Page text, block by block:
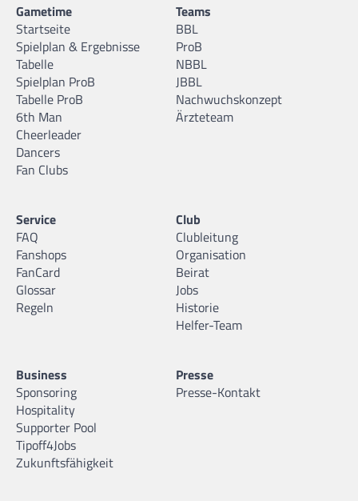
Gametime
Startseite
Spielplan & Ergebnisse
Tabelle
Spielplan ProB
Tabelle ProB
6th Man
Cheerleader
Dancers
Fan Clubs
Teams
BBL
ProB
NBBL
JBBL
Nachwuchskonzept
Ärzteteam
Service
FAQ
Fanshops
FanCard
Glossar
Regeln
Club
Clubleitung
Organisation
Beirat
Jobs
Historie
Helfer-Team
Business
Sponsoring
Hospitality
Supporter Pool
Tipoff4Jobs
Zukunftsfähigkeit
Presse
Presse-Kontakt